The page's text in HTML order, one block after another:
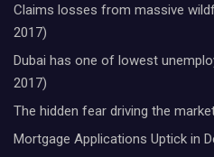
Claims losses from massive
2017)
Dubai has one of lowest
2017)
The hidden fear driving the
Mortgage Applications Uptick in